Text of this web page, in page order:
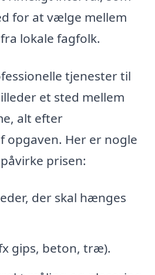
for at vælge mellem
lokale fagfolk.
tjenester til
et sted mellem
alt efter
opgaven. Her er nogle
prisen:
der skal hænges
gips, beton, træ).